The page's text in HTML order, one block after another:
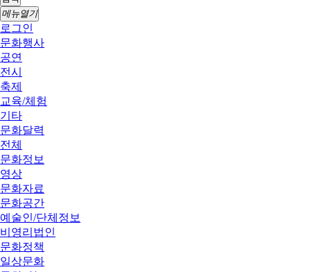
메뉴열기
로그인
문화행사
공연
전시
축제
교육/체험
기타
문화달력
전체
문화정보
영상
문화자료
문화공간
예술인/단체정보
비영리법인
문화정책
일상문화